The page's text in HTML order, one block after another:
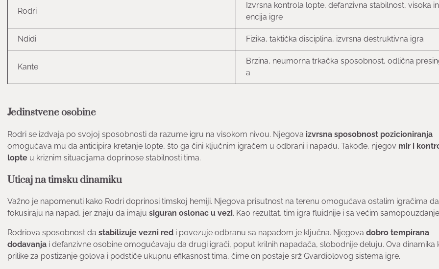
Rodri
Izvrsna kontrola lopte, defanzivna stabilnost, visoka
encija igre
Ndidi Fizika, taktička disciplina, izvrsna destruktivna igra
Kante
Brzina, neumorna trkačka sposobnost, odlična
a
Jedinstvene osobine
Rodri se izdvaja po svojoj sposobnosti da razume igru na visokom nivou. Njegova izvrsna sposobnost pozicioniranja
omogućava mu da anticipira kretanje lopte, što ga čini ključnim igračem u odbrani i napadu. Takođe, njegov mir i
lopte u kriznim situacijama doprinose stabilnosti tima.
Uticaj na timsku dinamiku
Važno je napomenuti kako Rodri doprinosi timskoj hemiji. Njegova prisutnost na terenu omogućava ostalim igračima
fokusiraju na napad, jer znaju da imaju siguran oslonac u vezi. Kao rezultat, tim igra fluidnije i sa većim
Rodriova sposobnost da stabilizuje vezni red i povezuje odbranu sa napadom je ključna. Njegova dobro tempirana
dodavanja i defanzivne osobine omogućavaju da drugi igrači, poput krilnih napadača, slobodnije deluju. Ova dinamika
prilike za postizanje golova i podstiče ukupnu efikasnost tima, čime on postaje srž Gvardiolovog sistema igre.